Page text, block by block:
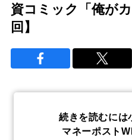
資コミック「俺が
回】
続きを読むには
マネーポスト